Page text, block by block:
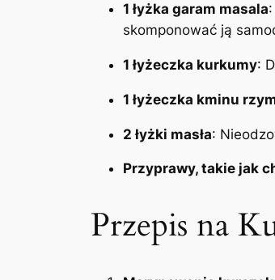
1 łyżka garam masala
skomponować ją
1 łyżeczka kurkumy:
1 łyżeczka kminu
2 łyżki masła:
Przyprawy, takie jak
Przepis na